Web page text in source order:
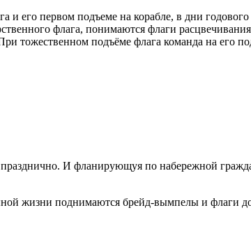
его первом подъеме на корабле, в дни
флага, понимаются флаги
тожественном подъёме флага команда на его
И фланирующуя по набережной
жизни поднимаются брейд-вымпелы и флаги